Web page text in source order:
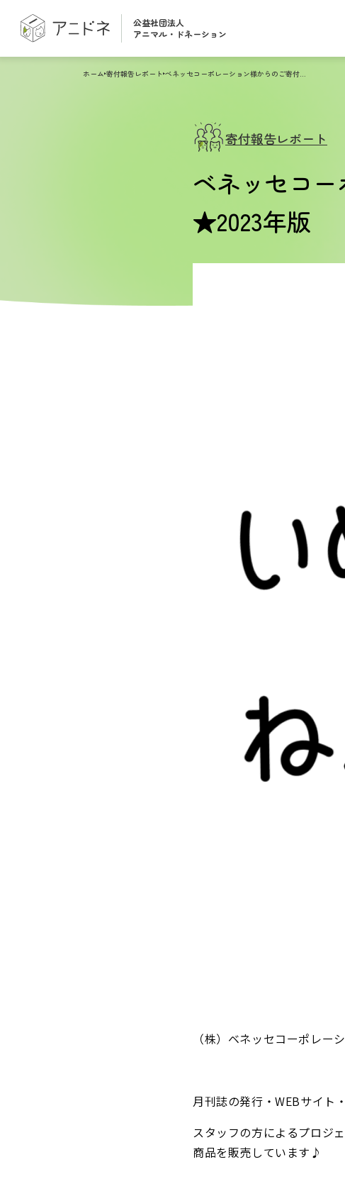
公益社団法人
アニマル・ドネーション
ホーム 寄付報告レポート ベネッセコーポレーション様からのご寄付報告★2023年版
寄付報告レポート
ベネッセコ
★2023年版
（株）ベネッセコーポレー
月刊誌の発行・WEBサイト
スタッフの方によるプロジ
商品を販売しています♪